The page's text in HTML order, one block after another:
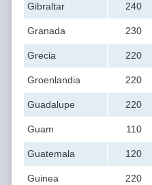
Gibraltar 240
Granada 230
Grecia 220
Groenlandia 220
Guadalupe 220
Guam 110
Guatemala 120
Guinea 220